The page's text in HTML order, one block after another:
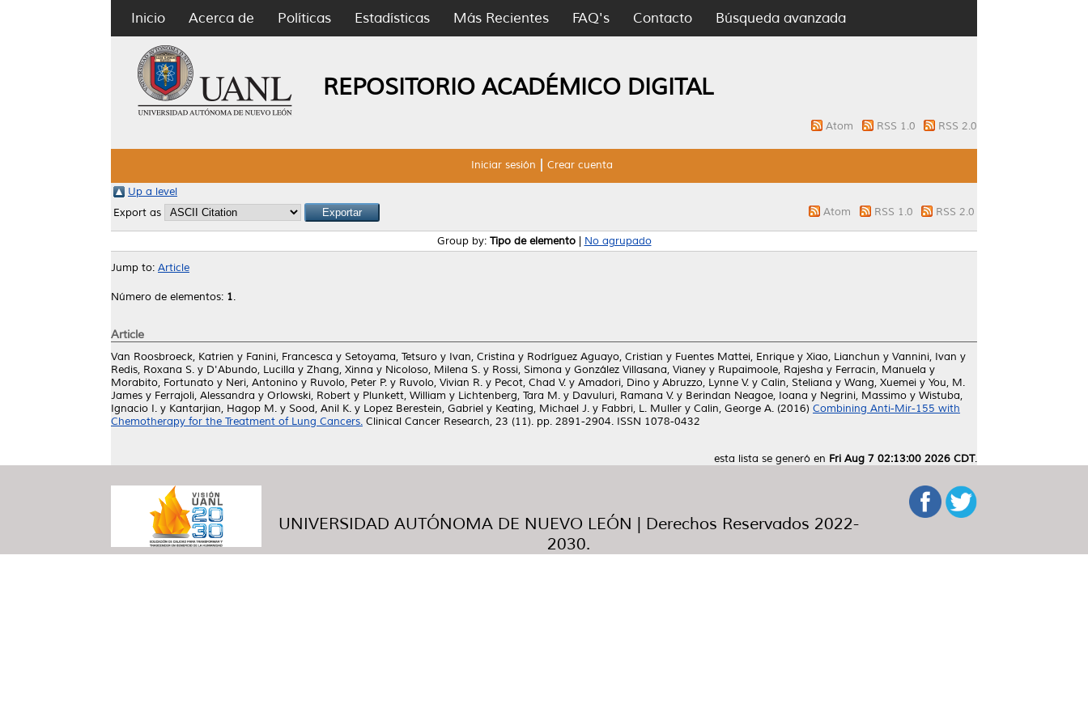
Inicio Acerca de Políticas Estadísticas Más Recientes FAQ's Contacto Búsqueda avanzada
REPOSITORIO ACADÉMICO DIGITAL
Atom RSS 1.0 RSS 2.0
Iniciar sesión Crear cuenta
Up a level
Export as
Atom RSS 1.0 RSS 2.0
Group by: Tipo de elemento| No agrupado
Jump to: Article
Número de elementos: 1.
Article
Van Roosbroeck, Katrien y Fanini, Francesca y Setoyama, Tetsuro y Ivan, Cristina y Rodríguez Aguayo, Cristian y Fuentes Mattei, Enrique y Xiao, Lianchun y Vannini, Ivan y
Redis, Roxana S. y D'Abundo, Lucilla y Zhang, Xinna y Nicoloso, Milena S. y Rossi, Simona y González Villasana, Vianey y Rupaimoole, Rajesha y Ferracin, Manuela y
Morabito, Fortunato y Neri, Antonino y Ruvolo, Peter P. y Ruvolo, Vivian R. y Pecot, Chad V. y Amadori, Dino y Abruzzo, Lynne V. y Calin, Steliana y Wang, Xuemei y You, M.
James y Ferrajoli, Alessandra y Orlowski, Robert y Plunkett, William y Lichtenberg, Tara M. y Davuluri, Ramana V. y Berindan Neagoe, Ioana y Negrini, Massimo y Wistuba,
Ignacio I. y Kantarjian, Hagop M. y Sood, Anil K. y Lopez Berestein, Gabriel y Keating, Michael J. y Fabbri, L. Muller y Calin, George A. (2016) Combining Anti-Mir-155 with
Chemotherapy for the Treatment of Lung Cancers. Clinical Cancer Research, 23 (11). pp. 2891-2904. ISSN 1078-0432
esta lista se generó en Fri Aug 7 02:13:00 2026 CDT.
UNIVERSIDAD AUTÓNOMA DE NUEVO LEÓN | Derechos Reservados 2022-
2030.